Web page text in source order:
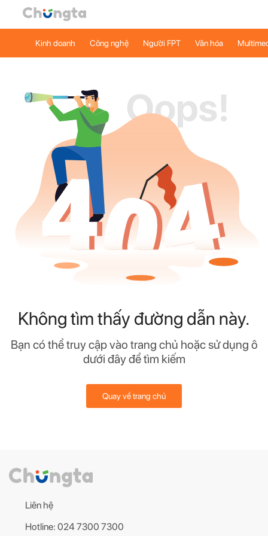
Kinh doanh Công nghệ Người FPT Văn hóa
Không tìm thấy đường dẫn này.
Bạn có thể truy cập vào trang chủ hoặc sử dụng ô
dưới đây để tìm kiếm
Quay về trang chủ
Liên hệ
Hotline: 024 7300 7300